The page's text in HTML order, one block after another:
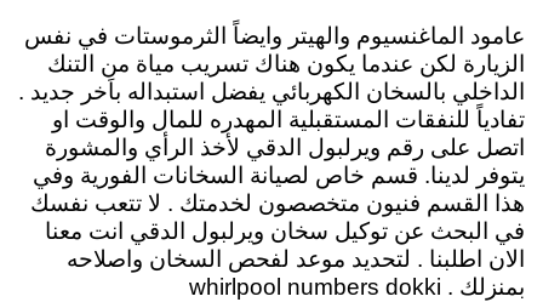
عامود الماغنسيوم والهيتر وايضاً الثرموستات في نفس
الزيارة لكن عندما يكون هناك تسريب مياة من التنك
الداخلي بالسخان الكهربائي يفضل استبداله باَخر جديد .
تفادياً للنفقات المستقبلية المهدره للمال والوقت او
اتصل على رقم ويرلبول الدقي لأخذ الرأي والمشورة
يتوفر لدينا. قسم خاص لصيانة السخانات الفورية وفي
هذا القسم فنيون متخصصون لخدمتك . لا تتعب نفسك
في البحث عن توكيل سخان ويرلبول الدقي انت معنا
الان اطلبنا . لتحديد موعد لفحص السخان واصلاحه
بمنزلك . whirlpool numbers dokki